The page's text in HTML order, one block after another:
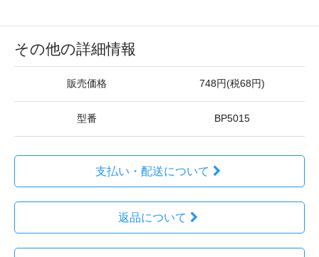
その他の詳細情報
販売価格 748円(税68円)
型番 BP5015
支払い・配送について
返品について